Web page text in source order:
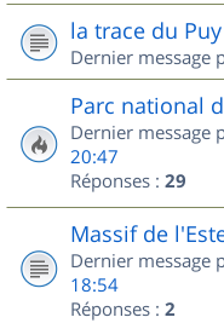
la trace du
Dernier message
Parc national
Dernier message
20:47
Réponses : 29
Massif de
Dernier message
18:54
Réponses : 2